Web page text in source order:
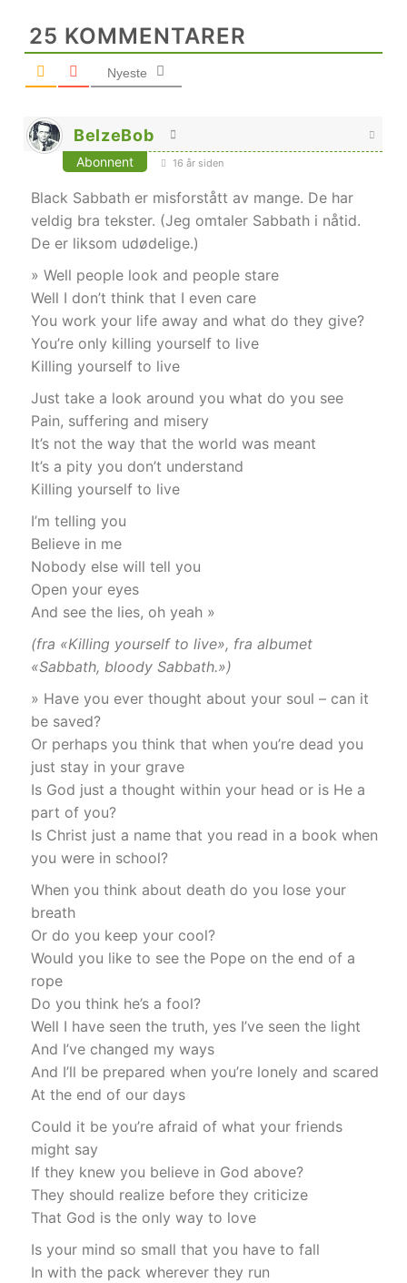
25 KOMMENTARER
Nyeste
BelzeBob
Abonnent 16 år siden
Black Sabbath er misforstått av mange. De har
veldig bra tekster. (Jeg omtaler Sabbath i nåtid.
De er liksom udødelige.)
» Well people look and people stare
Well I don’t think that I even care
You work your life away and what do they give?
You’re only killing yourself to live
Killing yourself to live
Just take a look around you what do you see
Pain, suffering and misery
It’s not the way that the world was meant
It’s a pity you don’t understand
Killing yourself to live
I’m telling you
Believe in me
Nobody else will tell you
Open your eyes
And see the lies, oh yeah »
(fra «Killing yourself to live», fra albumet
«Sabbath, bloody Sabbath.»)
» Have you ever thought about your soul – can it
be saved?
Or perhaps you think that when you’re dead you
just stay in your grave
Is God just a thought within your head or is He a
part of you?
Is Christ just a name that you read in a book when
you were in school?
When you think about death do you lose your
breath
Or do you keep your cool?
Would you like to see the Pope on the end of a
rope
Do you think he’s a fool?
Well I have seen the truth, yes I’ve seen the light
And I’ve changed my ways
And I’ll be prepared when you’re lonely and scared
At the end of our days
Could it be you’re afraid of what your friends
might say
If they knew you believe in God above?
They should realize before they criticize
That God is the only way to love
Is your mind so small that you have to fall
In with the pack wherever they run